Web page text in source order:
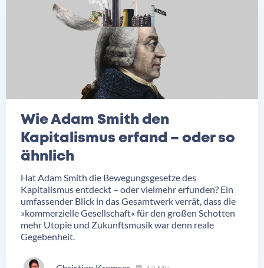
Wie Adam Smith den
Kapitalismus erfand – oder so
ähnlich
Hat Adam Smith die Bewegungsgesetze des
Kapitalismus entdeckt – oder vielmehr erfunden? Ein
umfassender Blick in das Gesamtwerk verrät, dass die
»kommerzielle Gesellschaft« für den großen Schotten
mehr Utopie und Zukunftsmusik war denn reale
Gegebenheit.